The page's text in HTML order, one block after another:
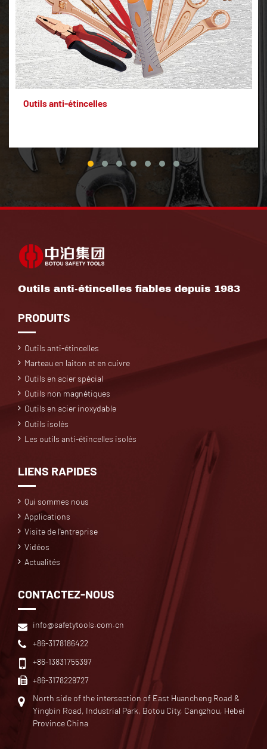
Outils anti-étincelles
Outils anti-étincelles fiables depuis 1983
PRODUITS
Outils anti-étincelles
Marteau en laiton et en cuivre
Outils en acier spécial
Outils non magnétiques
Outils en acier inoxydable
Outils isolés
Les outils anti-étincelles isolés
LIENS RAPIDES
Qui sommes nous
Applications
Visite de l'entreprise
Vidéos
Actualités
CONTACTEZ-NOUS
info@safetytools.com.cn
+86-3178186422
+86-13831755397
+86-3178229727
North side of the intersection of East Huancheng Road &
Yingbin Road, Industrial Park, Botou City, Cangzhou, Hebei
Province China